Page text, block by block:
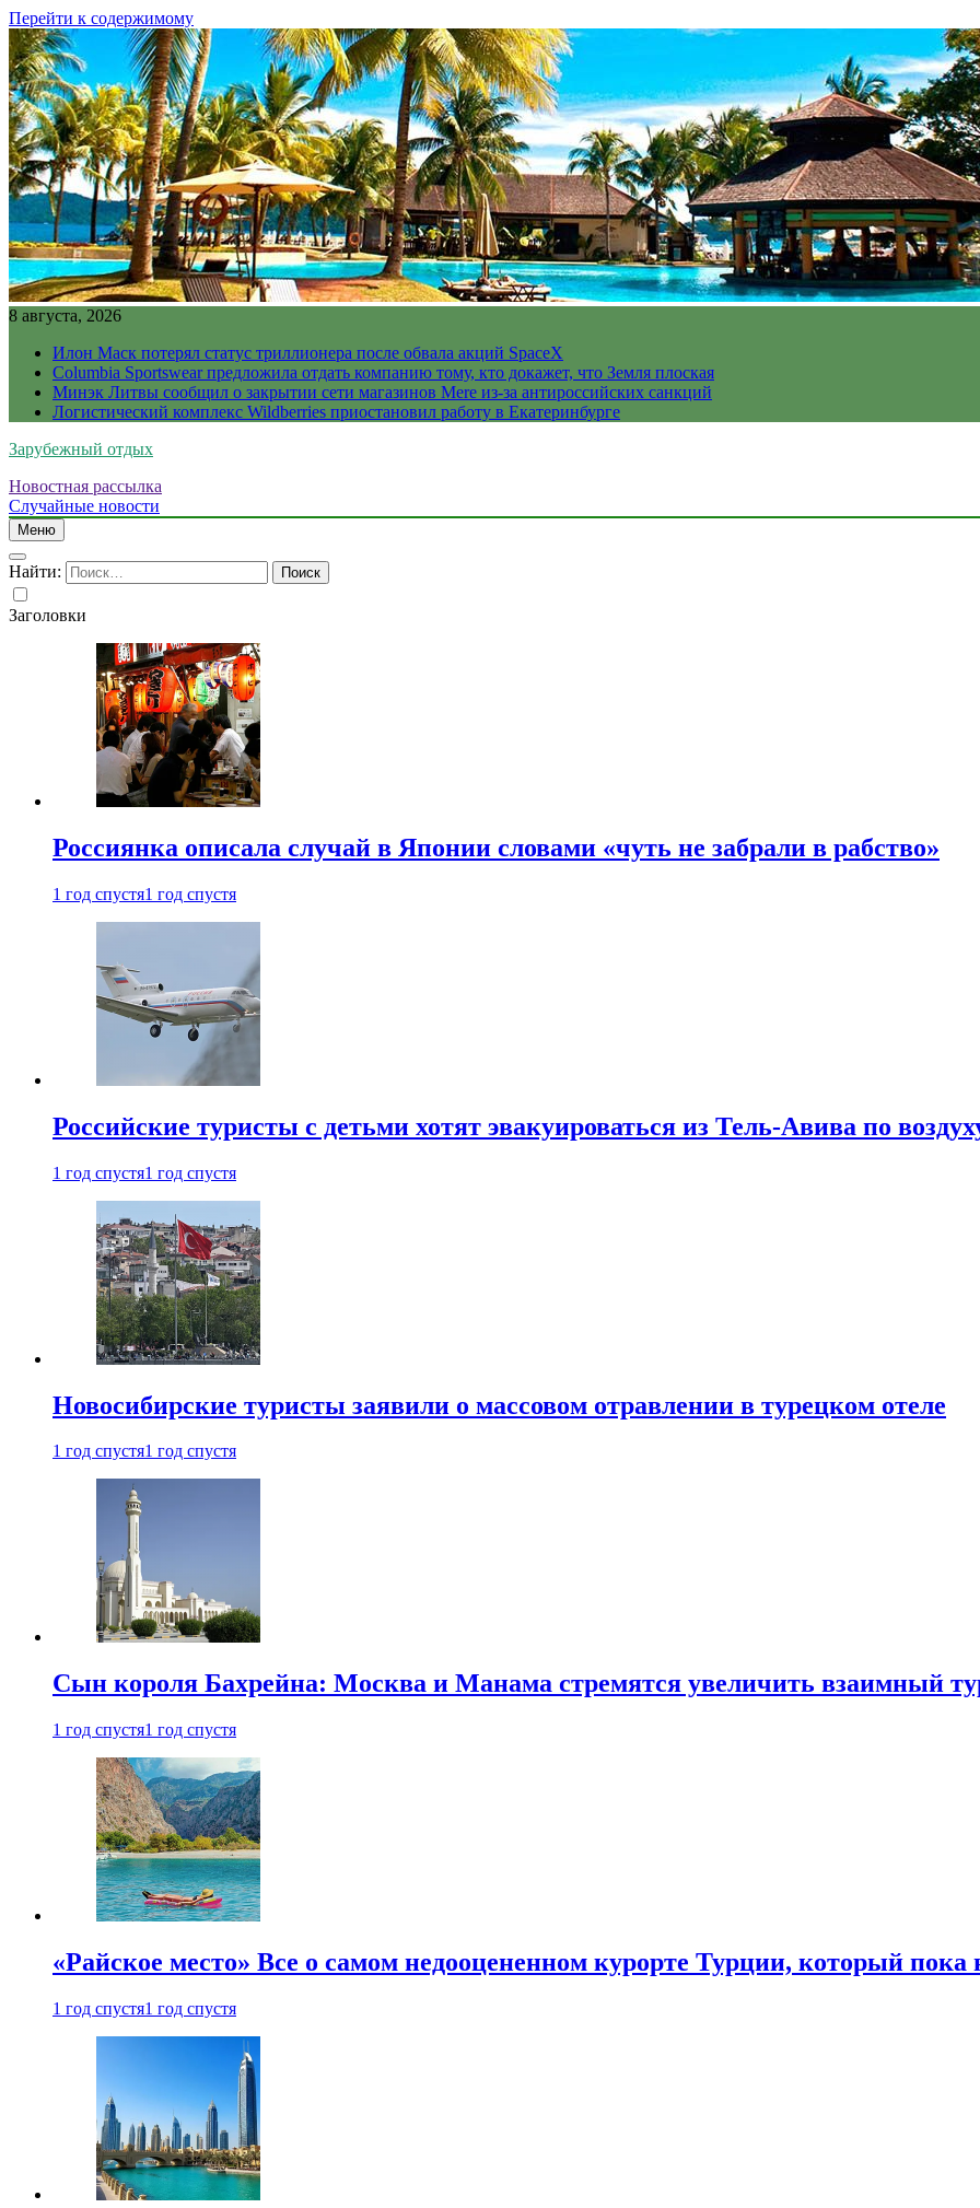
Перейти к содержимому
8 августа, 2026
Илон Маск потерял статус триллионера после обвала акций SpaceX
Columbia Sportswear предложила отдать компанию тому, кто докажет, что Земля плоская
Минэк Литвы сообщил о закрытии сети магазинов Mere из-за антироссийских санкций
Логистический комплекс Wildberries приостановил работу в Екатеринбурге
Зарубежный отдых
Новостная рассылка
Случайные новости
Меню
Найти:
Заголовки
Россиянка описала случай в Японии словами «чуть не забрали в рабство»
1 год спустя1 год спустя
Российские туристы с детьми хотят эвакуироваться из Тель-Авива по
1 год спустя1 год спустя
Новосибирские туристы заявили о массовом отравлении в турецком отеле
1 год спустя1 год спустя
Сын короля Бахрейна: Москва и Манама стремятся увеличить взаимный
1 год спустя1 год спустя
«Райское место» Все о самом недооцененном курорте Турции, который пока
1 год спустя1 год спустя